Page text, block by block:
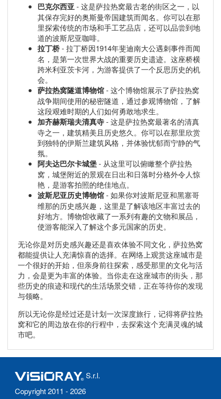
巴克尔西亚- 这是萨拉热窝最古老的街区之一，以
其保存完好的奥斯曼帝国建筑而闻名。你可以在那
里探索传统的市场和手工艺品店，还可以品尝到地
道的波斯尼亚咖啡。
拉丁桥- 拉丁桥因1914年斐迪南大公遇刺事件而闻
名，是第一次世界大战的重要历史遗迹。这座桥横
跨米利亚茨卡河，为游客提供了一个反思历史的机
会。
萨拉热窝隧道博物馆- 这个博物馆展示了萨拉热窝
战争期间使用的秘密隧道，通过参观博物馆，了解
这段艰难时期的人们如何勇敢地求生。
加齐赫斯瑞夫清真寺- 这是萨拉热窝最著名的清真
寺之一，建筑精美且历史悠久。你可以在那里欣赏
到独特的伊斯兰建筑风格，并体验忧郁而宁静的气
氛。
阿夫达巴尔卡城堡- 从这里可以俯瞰整个萨拉热
窝，城堡附近的景观在日出和日落时分格外令人惊
艳，是游客拍照的绝佳地点。
波斯尼亚历史博物馆- 如果你对波斯尼亚和黑塞哥
维那的历史感兴趣，这里是了解该地区丰富过去的
好地方。博物馆收藏了一系列有趣的文物和展品，
使游客能深入了解这个多元国家的历史。
无论你是对历史感兴趣还是喜欢体验不同文化，萨拉热窝
都能提供让人充满惊喜的选择。在网络上观赏这座城市是
一个很好的开始，但亲身前往探索，感受那里的文化与活
力，会是更为丰富的体验。当你走在这座城市的街头，那
些历史的痕迹和现代的生活场景交错，正在等待你的发现
与领略。
所以无论你是经过还是计划一次深度旅行，记得将萨拉热
窝和它的周边放在你的行程中，去探索这个充满灵魂的城
市吧。
S.r.l.
Copyright 2011 - 2026